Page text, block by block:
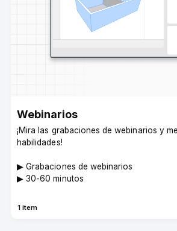
Webinarios­
¡Mira las grabaciones de webinarios y
habilidades!
▶︎ Grabaciones de webinarios
▶︎ 30-60 minutos
1 item